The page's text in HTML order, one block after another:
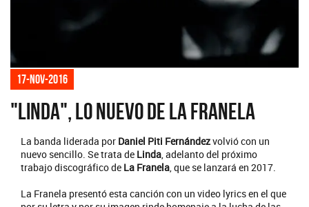
17-nov-2016
"Linda", lo nuevo de La Franela
La banda liderada por Daniel Piti Fernándezvolvió con un
nuevo sencillo. Se trata de Linda, adelanto del próximo
trabajo discográfico de La Franela, que se lanzará en 2017.
La Franela presentó esta canción con un video lyrics en el que